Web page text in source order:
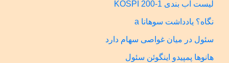
لیست آب بندی KOSPI 200-1
نگاه؟ یادداشت سوهانا a
سئول در میان غواصی سهام دارد
هانوها پمپیدو اینگوئن سئول